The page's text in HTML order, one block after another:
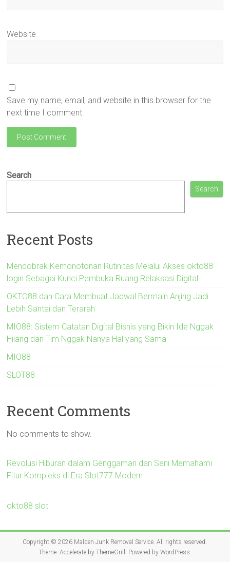
Website
Save my name, email, and website in this browser for the
next time I comment.
Search
Search
Recent Posts
Mendobrak Kemonotonan Rutinitas Melalui Akses okto88
login Sebagai Kunci Pembuka Ruang Relaksasi Digital
OKTO88 dan Cara Membuat Jadwal Bermain Anjing Jadi
Lebih Santai dan Terarah
MIO88: Sistem Catatan Digital Bisnis yang Bikin Ide Nggak
Hilang dan Tim Nggak Nanya Hal yang Sama
MIO88
SLOT88
Recent Comments
No comments to show.
Revolusi Hiburan dalam Genggaman dan Seni Memahami
Fitur Kompleks di Era Slot777 Modern
okto88 slot
Copyright © 2026 Malden Junk Removal Service . All rights reserved.
Theme: Accelerateby ThemeGrill. Powered by WordPress